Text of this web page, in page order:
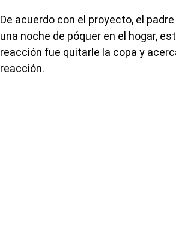
De acuerdo con el proyecto, el
una noche de póquer en el hogar,
reacción fue quitarle la copa y
reacción.